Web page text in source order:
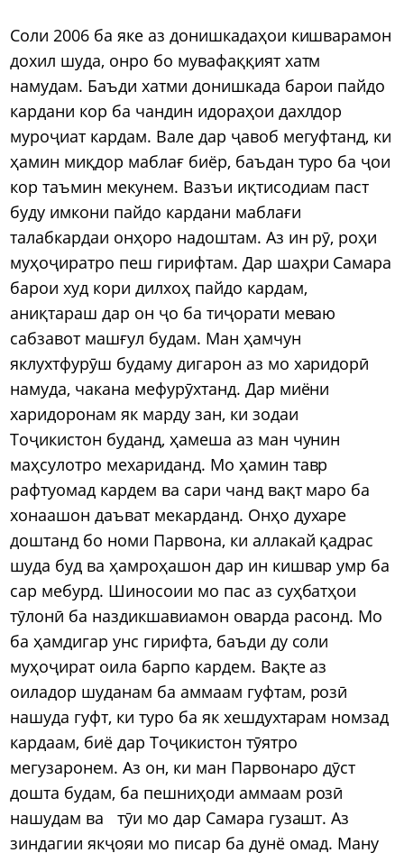
Соли 2006 ба яке аз донишкадаҳои кишварамон
дохил шуда, онро бо мувафаққият хатм
намудам. Баъди хатми донишкада барои пайдо
кардани кор ба чандин идораҳои дахлдор
муроҷиат кардам. Вале дар ҷавоб мегуфтанд, ки
ҳамин миқдор маблағ биёр, баъдан туро ба ҷои
кор таъмин мекунем. Вазъи иқтисодиам паст
буду имкони пайдо кардани маблағи
талабкардаи онҳоро надоштам. Аз ин рӯ, роҳи
муҳоҷиратро пеш гирифтам. Дар шаҳри Самара
барои худ кори дилхоҳ пайдо кардам,
аниқтараш дар он ҷо ба тиҷорати меваю
сабзавот машғул будам. Ман ҳамчун
яклухтфурӯш будаму дигарон аз мо харидорӣ
намуда, чакана мефурӯхтанд. Дар миёни
харидоронам як марду зан, ки зодаи
Тоҷикистон буданд, ҳамеша аз ман чунин
маҳсулотро мехариданд. Мо ҳамин тавр
рафтуомад кардем ва сари чанд вақт маро ба
хонаашон даъват мекарданд. Онҳо духаре
доштанд бо номи Парвона, ки аллакай қадрас
шуда буд ва ҳамроҳашон дар ин кишвар умр ба
сар мебурд. Шиносоии мо пас аз суҳбатҳои
тӯлонӣ ба наздикшавиамон оварда расонд. Мо
ба ҳамдигар унс гирифта, баъди ду соли
муҳоҷират оила барпо кардем. Вақте аз
оиладор шуданам ба аммаам гуфтам, розӣ
нашуда гуфт, ки туро ба як хешдухтарам номзад
кардаам, биё дар Тоҷикистон тӯятро
мегузаронем. Аз он, ки ман Парвонаро дӯст
дошта будам, ба пешниҳоди аммаам розӣ
нашудам ва тӯи мо дар Самара гузашт. Аз
зиндагии якҷояи мо писар ба дунё омад. Ману